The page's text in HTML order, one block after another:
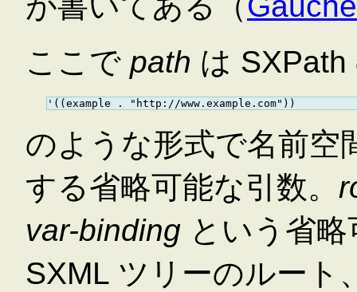
ここで path は
のような形式で名前空
する省略可能な引数。
var-binding という省
SXML ツリーのルート